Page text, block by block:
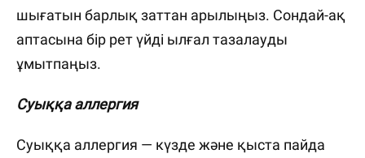
шығатын барлық заттан арылыңыз. Сондай-ақ
аптасына бір рет үйді ылғал тазалауды
ұмытпаңыз.
Суыққа аллергия
Суыққа аллергия — күзде және қыста пайда